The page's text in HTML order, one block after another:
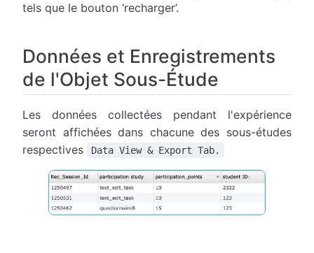
tels que le bouton ‘recharger’.
Données et Enregistrements
de l'Objet Sous-Étude
Les données collectées pendant l'expérience
seront affichées dans chacune des sous-études
respectives
Data View & Export Tab.